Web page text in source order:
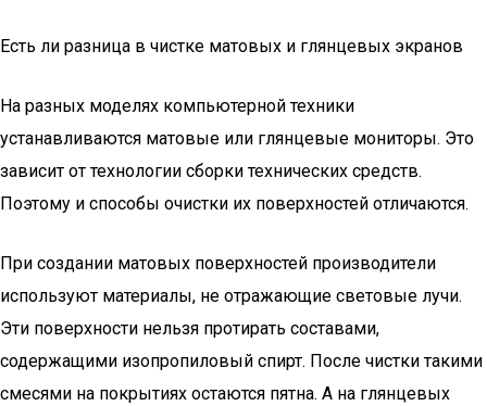
Есть ли разница в чистке матовых и глянцевых экранов
На разных моделях компьютерной техники
устанавливаются матовые или глянцевые мониторы. Это
зависит от технологии сборки технических средств.
Поэтому и способы очистки их поверхностей отличаются.
При создании матовых поверхностей производители
используют материалы, не отражающие световые лучи.
Эти поверхности нельзя протирать составами,
содержащими изопропиловый спирт. После чистки такими
смесями на покрытиях остаются пятна. А на глянцевых